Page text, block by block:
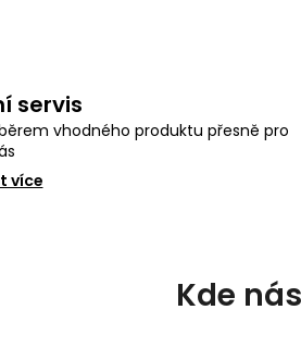
servis
vhodného produktu přesně pro
více
Kde